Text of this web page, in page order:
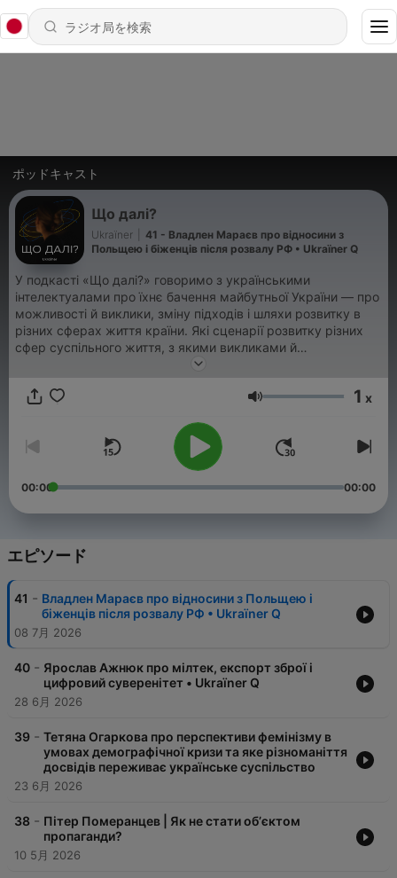
ポッドキャスト
Що далі?
Ukraїner
41 - Владлен Мараєв про відносини з
Польщею і біженців після розвалу РФ • Ukraїner Q
У подкасті «Що далі?» говоримо з українськими
інтелектуалами про їхнє бачення майбутньої України — про
можливості й виклики, зміну підходів і шляхи розвитку в
різних сферах життя країни. Які сценарії розвитку різних
сфер суспільного життя, з якими викликами й
можливостями зіткнуться українці і чи достатньо у нас
допоможуть розмови з тими, хто здатен бачити на кілька
音量 1 x
00:00 00:00
エピソード
41 - Владлен Мараєв про відносини з Польщею і
біженців після розвалу РФ • Ukraїner Q
08 7月 2026
40 - Ярослав Ажнюк про мілтек, експорт зброї і
цифровий суверенітет • Ukraїner Q
28 6月 2026
39 - Тетяна Огаркова про перспективи фемінізму в
умовах демографічної кризи та яке різноманіття
досвідів переживає українське суспільство
23 6月 2026
38 - Пітер Померанцев | Як не стати обʼєктом
пропаганди?
10 5月 2026